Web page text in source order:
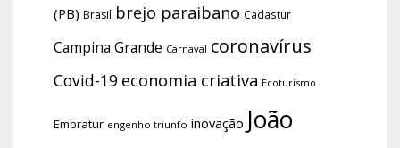
(PB) Brasil brejo paraibano Cadastur
Campina Grande Carnaval coronavírus
Covid-19 economia criativa Ecoturismo
Embratur engenho triunfo inovação João